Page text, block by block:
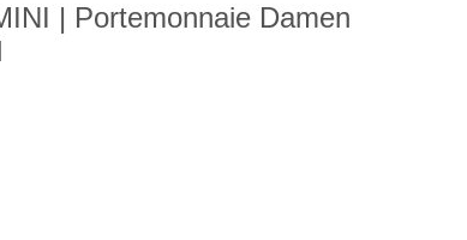
| Portemonnaie Damen